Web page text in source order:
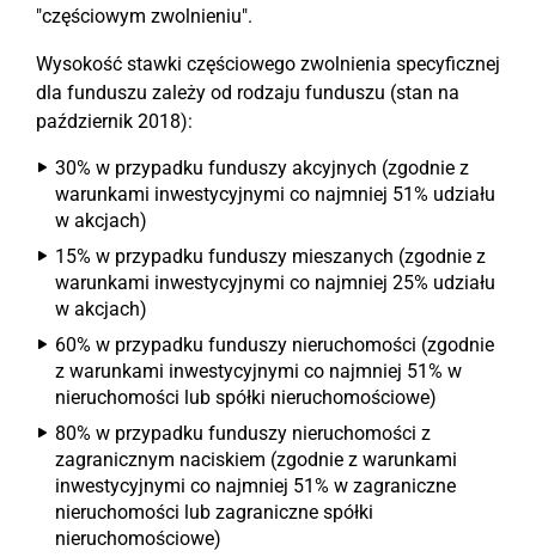
"częściowym zwolnieniu".
Wysokość stawki częściowego zwolnienia specyficznej
dla funduszu zależy od rodzaju funduszu (stan na
październik 2018):
30% w przypadku funduszy akcyjnych (zgodnie z
warunkami inwestycyjnymi co najmniej 51% udziału
w akcjach)
15% w przypadku funduszy mieszanych (zgodnie z
warunkami inwestycyjnymi co najmniej 25% udziału
w akcjach)
60% w przypadku funduszy nieruchomości (zgodnie
z warunkami inwestycyjnymi co najmniej 51% w
nieruchomości lub spółki nieruchomościowe)
80% w przypadku funduszy nieruchomości z
zagranicznym naciskiem (zgodnie z warunkami
inwestycyjnymi co najmniej 51% w zagraniczne
nieruchomości lub zagraniczne spółki
nieruchomościowe)